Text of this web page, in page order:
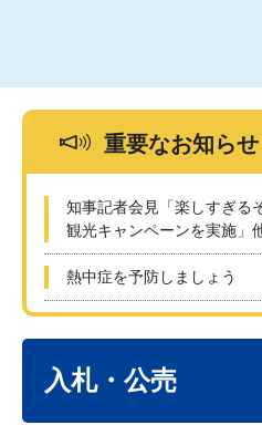
重要なお知らせ
知事記者会見「楽しすぎる
観光キャンペーンを実施」
熱中症を予防しましょう
入札・公売